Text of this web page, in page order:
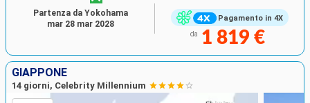
Pagamento in 4X
da 1 819 €
Partenza da Yokohama
mar 28 mar 2028
GIAPPONE
14 giorni, Celebrity Millennium